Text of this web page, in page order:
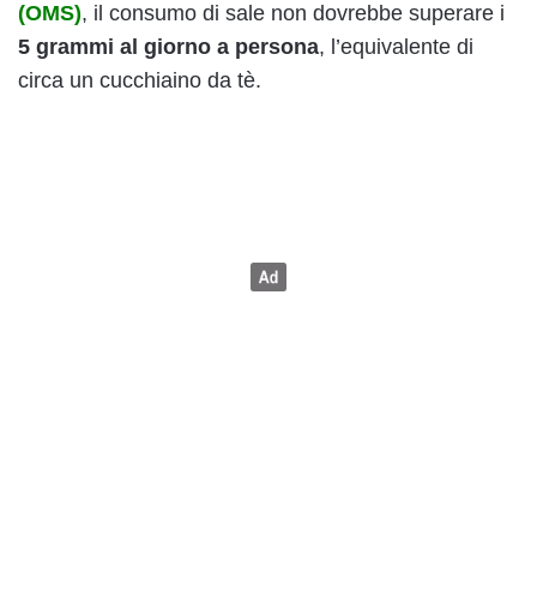
(OMS), il consumo di sale non dovrebbe superare i
5 grammi al giorno a persona, l’equivalente di
circa un cucchiaino da tè.